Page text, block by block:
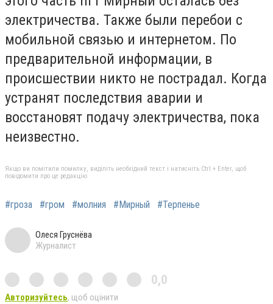
электричества. Также были перебои с
мобильной связью и интернетом. По
предварительной информации, в
происшествии никто не пострадал. Когда
устранят последствия аварии и
восстановят подачу электричества, пока
неизвестно.
Якщо ви помітили помилку, виділіть необхідний текст і натисніть Ctrl + Enter, щоб
повідомити про це редакцію
#гроза #гром #молния #Мирный #Терпенье
Олеся Груснёва
Журналист
0,0
Авторизуйтесь, щоб оцінити